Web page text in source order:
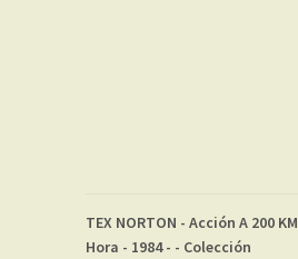
TEX NORTON - Acción A 200 KM
Hora - 1984 - - Colección